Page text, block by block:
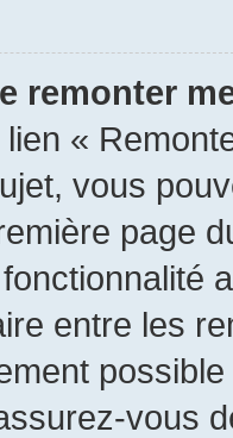
remonter
«
vous
page
entre les
vous